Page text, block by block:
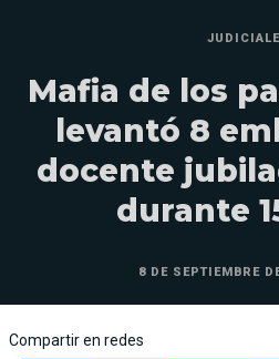
Mafia de los
levantó 8
docente
durante
8 DE SEPTIEMBRE
Compartir en redes